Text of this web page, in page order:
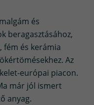
és
beragasztásához,
fém és kerámia
Az
európai piacon.
már jól ismert
anyag.